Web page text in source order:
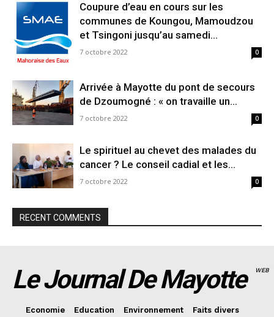
Coupure d’eau en cours sur les
communes de Koungou, Mamoudzou
et Tsingoni jusqu’au samedi...
7 octobre 2022 0
Arrivée à Mayotte du pont de secours
de Dzoumogné : « on travaille un...
7 octobre 2022 0
Le spirituel au chevet des malades du
cancer ? Le conseil cadial et les...
7 octobre 2022 0
RECENT COMMENTS
Le Journal De Mayotte WEB
Economie Education Environnement
Faits divers